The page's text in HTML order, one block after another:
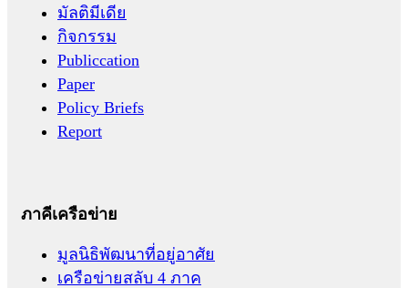
มัลติมีเดีย
กิจกรรม
Publiccation
Paper
Policy Briefs
Report
ภาคีเครือข่าย
มูลนิธิพัฒนาที่อยู่อาศัย
เครือข่ายสลับ 4 ภาค